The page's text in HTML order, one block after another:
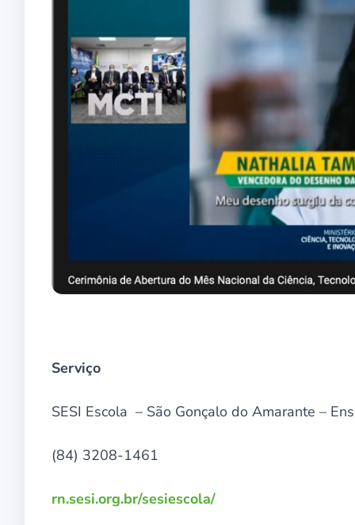
Serviço
SESI Escola – São Gonçalo do Amarante –
(84) 3208-1461
rn.sesi.org.br/sesiescola/